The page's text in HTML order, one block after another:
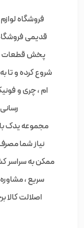
فروشگاه
پخش قطعات و
شروع کرده و تا
ام ، چری و
مجموعه یدک
نیاز شما
ممکن به سراسر
سریع ،
اصلالت